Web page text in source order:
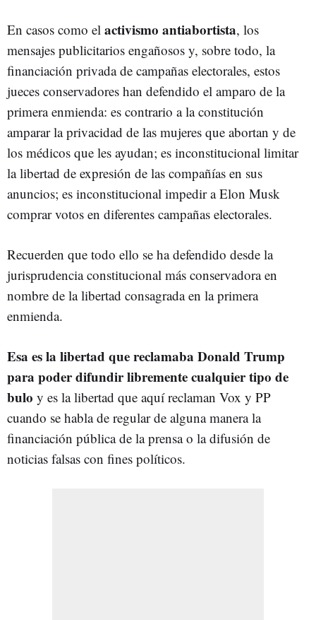
En casos como el activismo antiabortista, los
mensajes publicitarios engañosos y, sobre todo, la
financiación privada de campañas electorales, estos
jueces conservadores han defendido el amparo de la
primera enmienda: es contrario a la constitución
amparar la privacidad de las mujeres que abortan y de
los médicos que les ayudan; es inconstitucional limitar
la libertad de expresión de las compañías en sus
anuncios; es inconstitucional impedir a Elon Musk
comprar votos en diferentes campañas electorales.
Recuerden que todo ello se ha defendido desde la
jurisprudencia constitucional más conservadora en
nombre de la libertad consagrada en la primera
enmienda.
Esa es la libertad que reclamaba Donald Trump
para poder difundir libremente cualquier tipo de
bulo y es la libertad que aquí reclaman Vox y PP
cuando se habla de regular de alguna manera la
financiación pública de la prensa o la difusión de
noticias falsas con fines políticos.